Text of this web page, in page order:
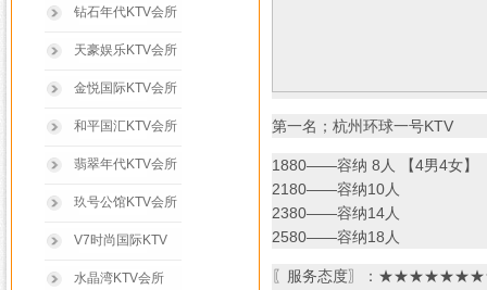
钻石年代KTV会所
天豪娱乐KTV会所
金悦国际KTV会所
和平国汇KTV会所
翡翠年代KTV会所
玖号公馆KTV会所
V7时尚国际KTV
水晶湾KTV会所
第一名；杭州环球一号KTV
1880——容纳 8人 【4男4女】
2180——容纳10人
2380——容纳14人
2580——容纳18人
〖服务态度〗：